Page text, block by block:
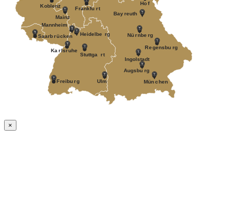
Ulm Mün chen
Nürnbe rg
Augsbu rg
Ingolstadt
Regensbu rg
Stuttga rt
Freibu rg
Karlsruhe
Mannheim
Mainz
Koblenz Frankfu rt
Heidelbe rg
Saarb rücken
Bayreuth
Ho f
×